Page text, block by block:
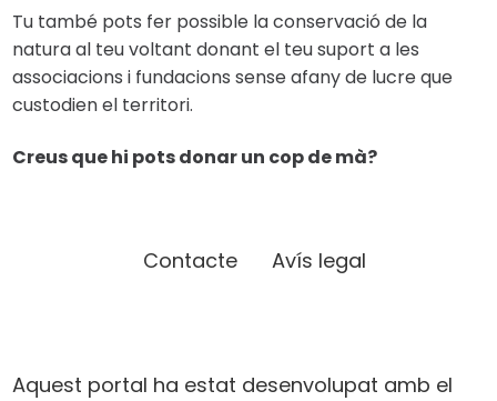
Tu també pots fer possible la conservació de la
natura al teu voltant donant el teu suport a les
associacions i fundacions sense afany de lucre que
custodien el territori.
Creus que hi pots donar un cop de mà?
Contacte Avís legal
Aquest portal ha estat desenvolupat amb el